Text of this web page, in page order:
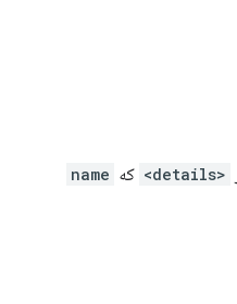
<details> که name